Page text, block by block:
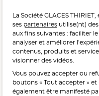
POUR VOTRE SANTÉ,
LÉGUMES PAR
L'abus d'alcool est
La Société GLACES
ses partenaires utilise(nt)
aux fins suivantes : faciliter
analyser et améliorer
contenus, produits et
visionner des vidéos.
Vous pouvez accepter ou
boutons « Tout accepter »
également être manifesté